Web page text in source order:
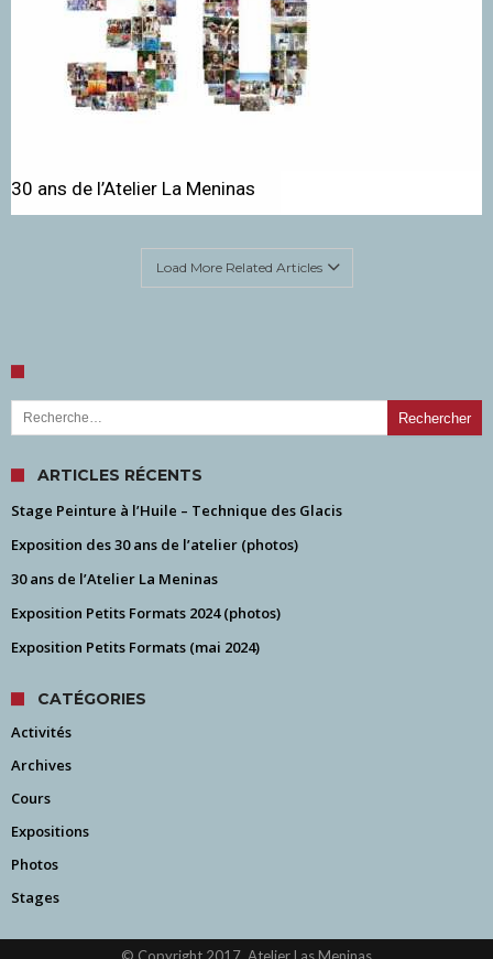
30 ans de l’Atelier La Meninas
Load More Related Articles
Rechercher :
ARTICLES RÉCENTS
Stage Peinture à l’Huile – Technique des Glacis
Exposition des 30 ans de l’atelier (photos)
30 ans de l’Atelier La Meninas
Exposition Petits Formats 2024 (photos)
Exposition Petits Formats (mai 2024)
CATÉGORIES
Activités
Archives
Cours
Expositions
Photos
Stages